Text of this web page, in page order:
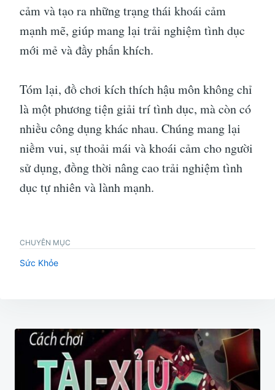
cảm và tạo ra những trạng thái khoái cảm
mạnh mẽ, giúp mang lại trải nghiệm tình dục
mới mẻ và đầy phấn khích.
Tóm lại, đồ chơi kích thích hậu môn không chỉ
là một phương tiện giải trí tình dục, mà còn có
nhiều công dụng khác nhau. Chúng mang lại
niềm vui, sự thoải mái và khoái cảm cho người
sử dụng, đồng thời nâng cao trải nghiệm tình
dục tự nhiên và lành mạnh.
CHUYÊN MỤC
Sức Khỏe
Điều
hướng